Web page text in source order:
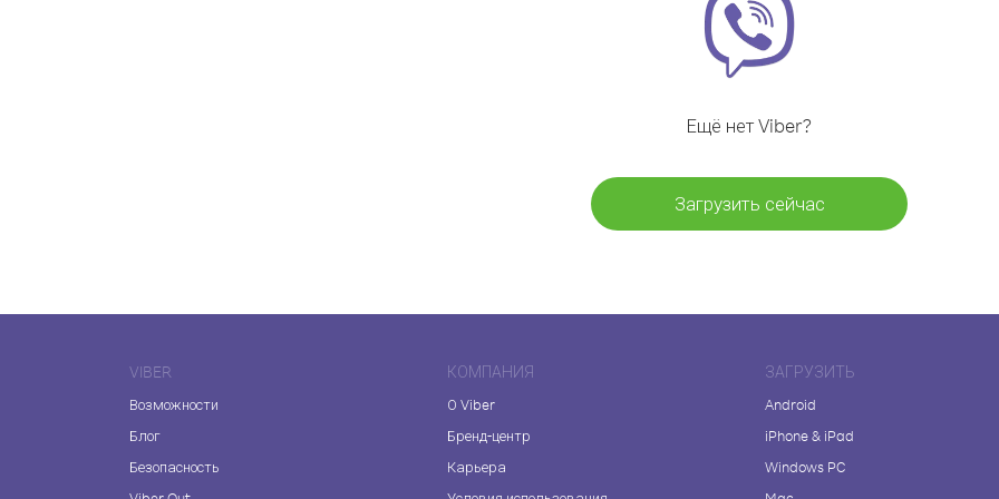
Ещё нет Viber?
Загрузить сейчас
VIBER
Возможности
Блог
Безопасность
КОМПАНИЯ
О Viber
Бренд-центр
Карьера
ЗАГРУЗИТЬ
Android
iPhone & iPad
Windows PC